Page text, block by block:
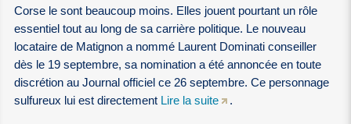
Corse le sont beaucoup moins. Elles jouent pourtant un rôle
essentiel tout au long de sa carrière politique. Le nouveau
locataire de Matignon a nommé Laurent Dominati conseiller
dès le 19 septembre, sa nomination a été annoncée en toute
discrétion au Journal officiel ce 26 septembre. Ce personnage
sulfureux lui est directement Lire la suite .